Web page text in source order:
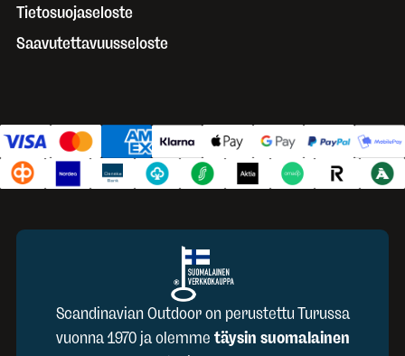
Tietosuojaseloste
Saavutettavuusseloste
Scandinavian Outdoor on perustettu Turussa
vuonna 1970 ja olemme täysin suomalainen